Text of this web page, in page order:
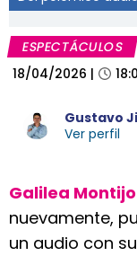
ESPECTÁCULOS
18/04/2026 |
Gustavo
Ver perfil
Galilea Montijo
nuevamente,
un audio con